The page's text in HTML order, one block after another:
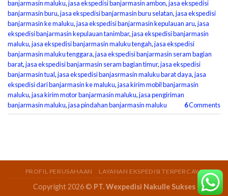
banjarmasin maluku,jasa ekspedisi banjarmasin ambon,jasa ekspedisi
banjarmasin buru,jasa ekspedisi banjarmasin buru selatan,jasa ekspedisi
banjarmasin ke maluku,jasa ekspedisi banjarmasin kepulauan aru,jasa
ekspedisi banjarmasin kepulauan tanimbar,jasa ekspedisi banjarmasin
maluku,jasa ekspedisi banjarmasin maluku tengah,jasa ekspedisi
banjarmasin maluku tenggara,jasa ekspedisi banjarmasin seram bagian
barat,jasa ekspedisi banjarmasin seram bagian timur,jasa ekspedisi
banjarmasin tual,jasa ekspedisi banjasrmasin maluku barat daya,jasa
ekspedisi dari banjarmasin ke maluku,jasa kirim mobil banjarmasin
maluku,jasa kirim motor banjarmasin maluku,jasa pengiriman
banjarmasin maluku,jasa pindahan banjarmasin maluku 6Comments
PROFIL PERUSAHAAN LAYANAN EKSPEDISI TERPERCAYA
Copyright 2026 © PT. Wexpedisi Nakulle Sukses